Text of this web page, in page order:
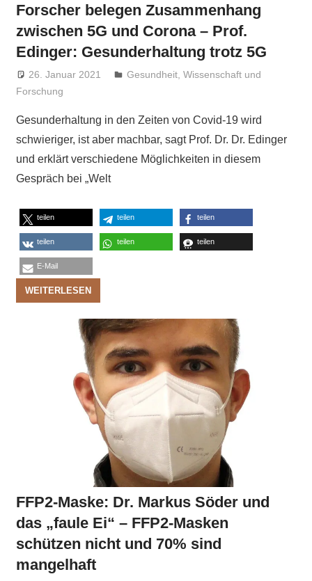
Forscher belegen Zusammenhang
zwischen 5G und Corona – Prof.
Edinger: Gesunderhaltung trotz 5G
26. Januar 2021 Niki Vogt
Gesundheit,Wissenschaft und
Forschung
Gesunderhaltung in den Zeiten von Covid-19 wird
schwieriger, ist aber machbar, sagt Prof. Dr. Dr. Edinger
und erklärt verschiedene Möglichkeiten in diesem
Gespräch bei „Welt
teilen teilen teilen
teilen teilen teilen
E-Mail
WEITERLESEN
FFP2-Maske: Dr. Markus Söder und
das „faule Ei“ – FFP2-Masken
schützen nicht und 70% sind
mangelhaft